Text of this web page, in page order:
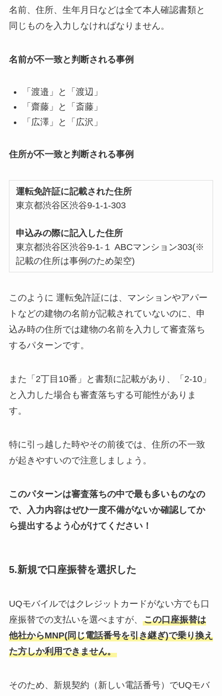
名前、住所、生年月日などは全て本人確認書類と
同じものを入力しなければなりません。
名前が不一致と判断される事例
「渡邉」と「渡辺」
「齋藤」と「斎藤」
「広澤」と「広沢」
住所が不一致と判断される事例
運転免許証に記載された住所
東京都渋谷区渋谷9-1-1-303
申込みの際に記入した住所
東京都渋谷区渋谷9-1-１ ABCマンション303(※
記載の住所は事例のため架空)
このように 運転免許証には、マンションやアパー
トなどの建物の名前が記載されていないのに、申
込み時の住所では建物の名前を入力して審査落ち
するパターンです。
また 「2丁目10番」と書類に記載があり、「2-10」
と入力した場合も 審査落ちする可能性がありま
す。
特に引っ越した時やその前後では、住所の不一致
が起きやすいので注意しましょう。
このパターンは審査落ちの中で最も多いものなの
で、入力内容はぜひ一度不備がないか確認してか
ら提出するよう心がけてください！
5.新規で口座振替を選択した
UQモバイルではクレジットカードがない方でも口
座振替での支払いを選べますが、 この口座振替は
他社からMNP(同じ電話番号を引き継ぎ)で乗り換え
た方しか利用できません。
そのため、新規契約（新しい電話番号）でUQモバ